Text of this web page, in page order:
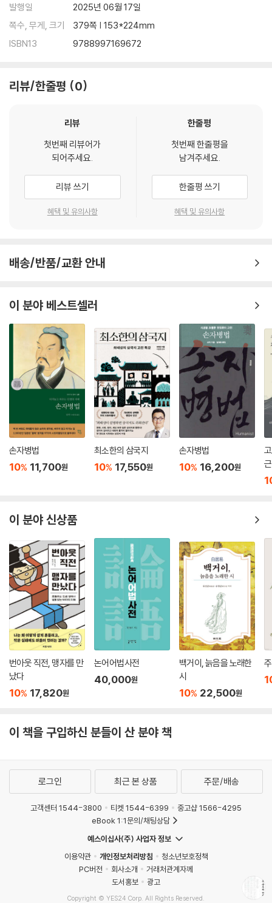
가가례(家家禮)의 잘못된 인식
기제(忌祭)를 모시는 날짜
단설(單設)과 합설(合設)
제수(祭需)의 준비
제청(祭廳)의 설치
지방(紙榜)과 축문(祝文) 쓰기
5. 제수의 진설(陳設)과 제사의 절차
제수(祭需)의 진설(陳設)
신주(神主) 모셔오기
제례(祭禮)의 원리
6. 묘제(墓祭)와 차례(茶禮)
7. 조문(弔問)
조문의 올바른 예절
8. 호칭(呼稱)
친족의 호칭 문제
호칭은 관계의 표현
제3부_ 한문 고전 번역의 주변 이야기
1. 〈서명(西銘)〉의 리일분수(理一分殊)에 대하여
2. 신상후(申相厚) 박사의 〈논어특강(論語特講)〉 강의 영상을 보고
3. 공자(孔子)의 지천명(知天命)에 대한 주자(朱子)의 해석 ː성인(聖
人)과 현인(賢人)의 인격은 과연 같은가
4. 신역(新譯) 《서경집전(書經集傳)》 번역을 마치고 ː해동경사연구소
의 번역 역정을 회고함
5. 민족문화추진회 시절의 여러 선생에 대한 소감
7. 갑진년(2024) 팔순(八旬) 기념 중국 곡부 여행기
발행일
2025년 06월 17일
쪽수, 무게, 크기
379쪽 | 153*224mm
ISBN13
9788997169672
리뷰/한줄평 0
리뷰
첫번째 리뷰어가
되어주세요.
리뷰 쓰기
혜택 및 유의사항
한줄평
첫번째 한줄평을
남겨주세요.
한줄평 쓰기
혜택 및 유의사항
배송/반품/교환 안내
이 분야 베스트셀러
손자병법
10% 11,700원
최소한의 삼국지
10% 17,550원
손자병법
10% 16,200원
이 분야 신상품
번아웃 직전, 맹자를 만
났다
10% 17,820원
논어어법사전
40,000원
백거이, 늙음을 노래한
시
10% 22,500원
이 책을 구입하신 분들이 산 분야 책
로그인 최근 본 상품 주문/배송
고객센터 1544-3800 티켓 1544-6399
중고샵 1566-4295
eBook 1:1문의/채팅상담
예스이십사(주) 사업자 정보
이용약관
개인정보처리방침
청소년보호정책
PC버전
회사소개
거래처관계자께
도서홍보
광고
Copyright © YES24 Corp. All Rights Reserved.